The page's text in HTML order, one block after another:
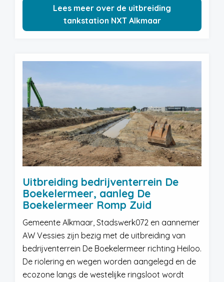
Lees meer over de uitbreiding
tankstation NXT Alkmaar
Uitbreiding bedrijventerrein De
Boekelermeer, aanleg De
Boekelermeer Romp Zuid
Gemeente Alkmaar, Stadswerk072 en aannemer
AW Vessies zijn bezig met de uitbreiding van
bedrijventerrein De Boekelermeer richting Heiloo.
De riolering en wegen worden aangelegd en de
ecozone langs de westelijke ringsloot wordt